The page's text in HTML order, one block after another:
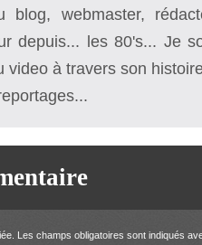
blog, webmaster,
depuis... les 80's... Je
video à travers son
Les champs obligatoires sont indiqués